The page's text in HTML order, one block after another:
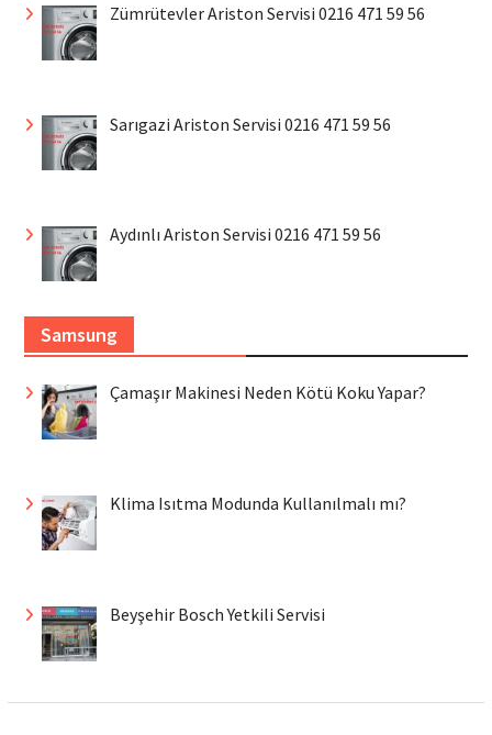
Zümrütevler Ariston Servisi 0216 471 59 56
Sarıgazi Ariston Servisi 0216 471 59 56
Aydınlı Ariston Servisi 0216 471 59 56
Samsung
Çamaşır Makinesi Neden Kötü Koku Yapar?
Klima Isıtma Modunda Kullanılmalı mı?
Beyşehir Bosch Yetkili Servisi